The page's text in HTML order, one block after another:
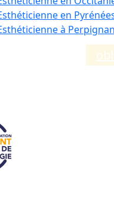
en
à Perpignan